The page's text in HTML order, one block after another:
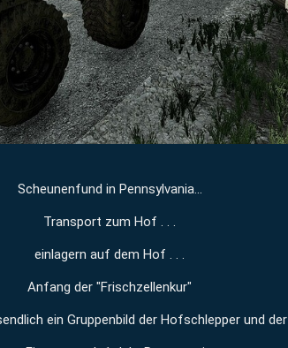
Scheunenfund in Pennsylvania...
Transport zum Hof . . .
einlagern auf dem Hof . . .
Anfang der "Frischzellenkur"
ein Gruppenbild der Hofschlepper und der